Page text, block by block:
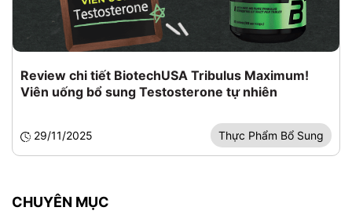
Review chi tiết BiotechUSA Tribulus Maximum!
Viên uống bổ sung Testosterone tự nhiên
29/11/2025 Thực Phẩm Bổ Sung
CHUYÊN MỤC